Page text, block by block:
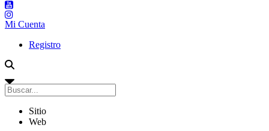
Mi Cuenta
Registro
Sitio
Web